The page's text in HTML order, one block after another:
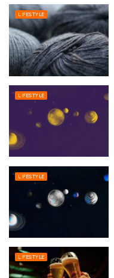
LIFESTYLE
LIFESTYLE
LIFESTYLE
LIFESTYLE